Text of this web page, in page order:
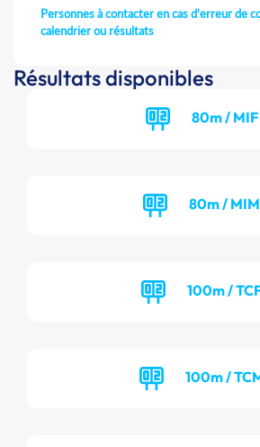
Personnes à contacter en cas d'erreur de
calendrier ou résultats
Résultats disponibles
80m / MIF
80m / MIM
100m /
100m /